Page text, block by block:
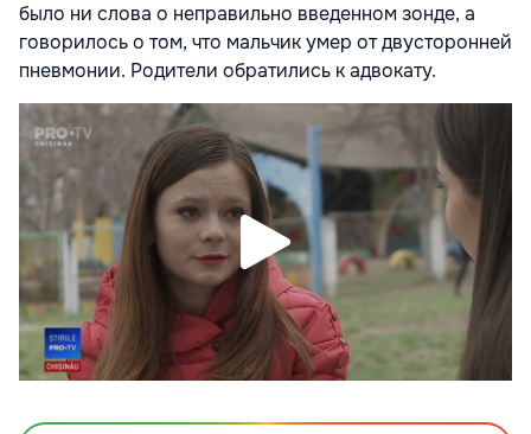
было ни слова о неправильно введенном зонде, а
говорилось о том, что мальчик умер от двусторонней
пневмонии. Родители обратились к адвокату.